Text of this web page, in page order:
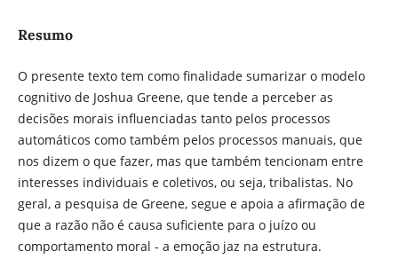
Resumo
O presente texto tem como finalidade sumarizar o modelo
cognitivo de Joshua Greene, que tende a perceber as
decisões morais influenciadas tanto pelos processos
automáticos como também pelos processos manuais, que
nos dizem o que fazer, mas que também tencionam entre
interesses individuais e coletivos, ou seja, tribalistas. No
geral, a pesquisa de Greene, segue e apoia a afirmação de
que a razão não é causa suficiente para o juízo ou
comportamento moral - a emoção jaz na estrutura.